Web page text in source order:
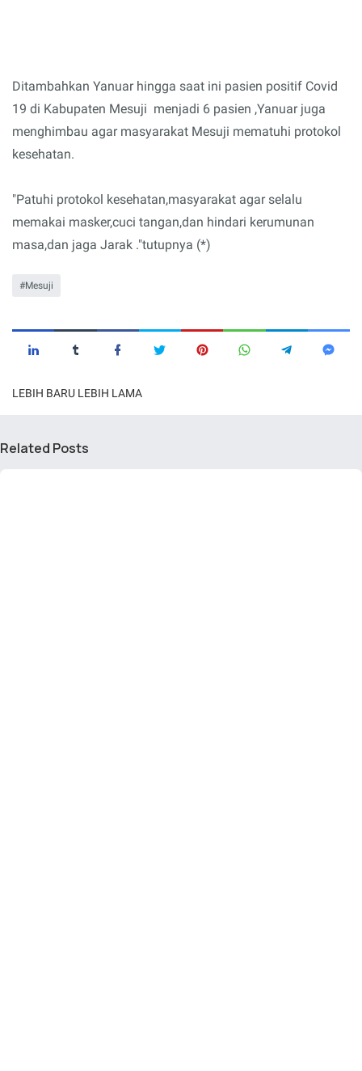
Ditambahkan Yanuar hingga saat ini pasien positif Covid
19 di Kabupaten Mesuji menjadi 6 pasien ,Yanuar juga
menghimbau agar masyarakat Mesuji mematuhi protokol
kesehatan.
"Patuhi protokol kesehatan,masyarakat agar selalu
memakai masker,cuci tangan,dan hindari kerumunan
masa,dan jaga Jarak ."tutupnya (*)
Mesuji
LEBIH BARU LEBIH LAMA
Related Posts